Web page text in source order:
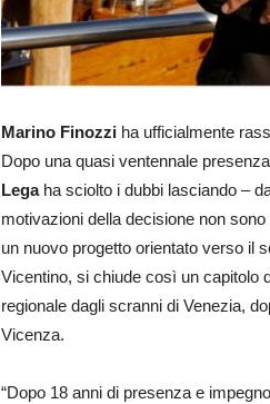
Marino Finozzi ha ufficialmente
Dopo una quasi ventennale
Legaha sciolto i dubbi lasciando –
motivazioni della decisione non
un nuovo progetto orientato verso il
Vicentino, si chiude così un capitolo
regionale dagli scranni di Venezia,
Vicenza.
“Dopo 18 anni di presenza e